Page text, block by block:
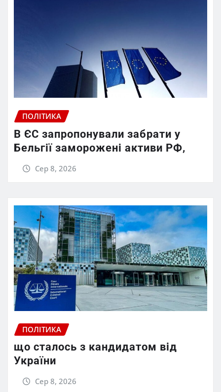
ПОЛІТИКА
В ЄС запропонували забрати у
Бельгії заморожені активи РФ,
Сер 8, 2026
ПОЛІТИКА
що сталось з кандидатом від
України
Сер 8, 2026